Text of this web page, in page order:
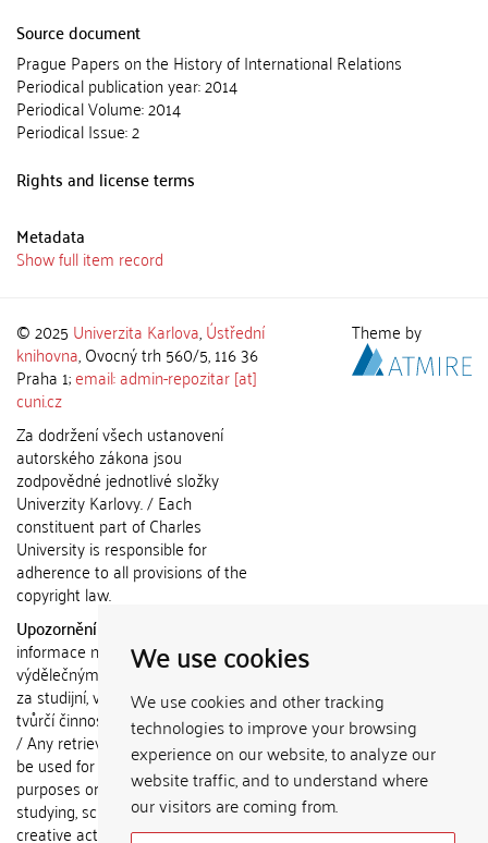
We use cookies
We use cookies and other tracking
technologies to improve your browsing
experience on our website, to analyze our
website traffic, and to understand where
our visitors are coming from.
Source document
Prague Papers on the History of International Relations
Periodical publication year: 2014
Periodical Volume: 2014
Periodical Issue: 2
Rights and license terms
Metadata
Show full item record
© 2025 Univerzita Karlova,Ústřední
knihovna, Ovocný trh 560/5, 116 36
Praha 1;email: admin-repozitar [at]
cuni.cz
Za dodržení všech ustanovení
autorského zákona jsou
zodpovědné jednotlivé složky
Univerzity Karlovy. / Each
constituent part of Charles
University is responsible for
adherence to all provisions of the
copyright law.
Upozornění / Notice:
informace nemohou být použity k
výdělečným účelům nebo vydávány
za studijní, vědeckou nebo jinou
tvůrčí činnost jiné osoby než autora.
/ Any retrieved information shall not
be used for any commercial
purposes or claimed as results of
studying, scientific or any other
creative activities of any person
Theme by